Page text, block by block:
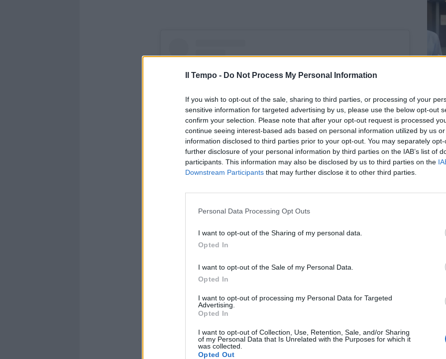
Il Tempo - Do Not Process My Personal Information
If you wish to opt-out of the sale, sharing to third parties, or processing of your
sensitive information for targeted advertising by us, please use the below opt-out
confirm your selection. Please note that after your opt-out request is processed
continue seeing interest-based ads based on personal information utilized by us
information disclosed to third parties prior to your opt-out. You may separately
further disclosure of your personal information by third parties on the IAB’s list of
participants. This information may also be disclosed by us to third parties on the
Downstream Participants that may further disclose it to other third parties.
Personal Data Processing Opt Outs
I want to opt-out of the Sharing of my personal data.
Opted In
I want to opt-out of the Sale of my Personal Data.
Opted In
I want to opt-out of processing my Personal Data for Targeted
Advertising.
Opted In
I want to opt-out of Collection, Use, Retention, Sale, and/or Sharing
of my Personal Data that Is Unrelated with the Purposes for which it
was collected.
Opted Out
Rudy Giuliani a Come States?
Trump, Meloni e la strategia
americana